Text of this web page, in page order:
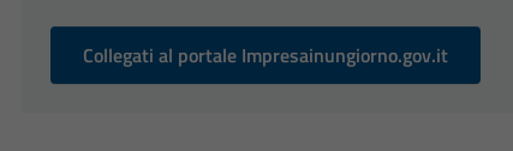
Collegati al portale Impresainungiorno.gov.it